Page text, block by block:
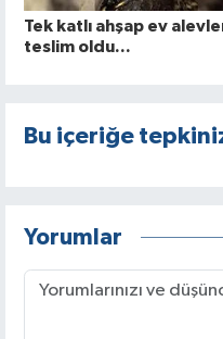
Tek katlı ahşap ev
teslim oldu...
Bu içeriğe
Yorumlar